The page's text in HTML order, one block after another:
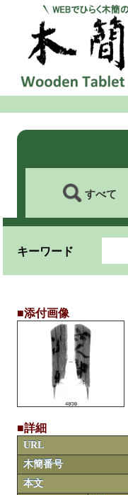
すべて
キーワード
■添付画像
■詳細
URL
木簡番号
本文